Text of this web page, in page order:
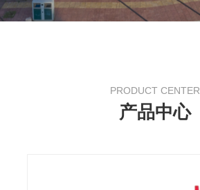
PRODUCT CENTER
产品中心